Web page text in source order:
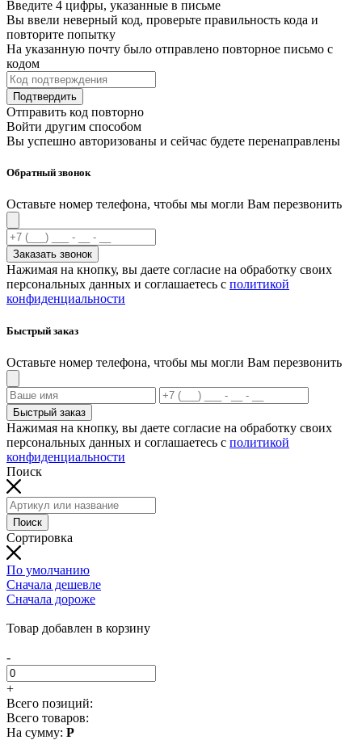
Введите 4 цифры, указанные в письме
Вы ввели неверный код, проверьте правильность кода и
повторите попытку
На указанную почту было отправлено повторное письмо с
кодом
Подтвердить
Отправить код повторно
Войти другим способом
Вы успешно авторизованы и сейчас будете перенаправлены
Обратный звонок
Оставьте номер телефона, чтобы мы могли Вам перезвонить
Заказать звонок
Нажимая на кнопку, вы даете согласие на обработку своих
персональных данных и соглашаетесь с политикой
конфиденциальности
Быстрый заказ
Оставьте номер телефона, чтобы мы могли Вам перезвонить
Быстрый заказ
Нажимая на кнопку, вы даете согласие на обработку своих
персональных данных и соглашаетесь с политикой
конфиденциальности
Поиск
Поиск
Сортировка
По умолчанию
Сначала дешевле
Сначала дороже
Товар добавлен в корзину
-
+
Всего позиций:
Всего товаров:
На сумму: Р